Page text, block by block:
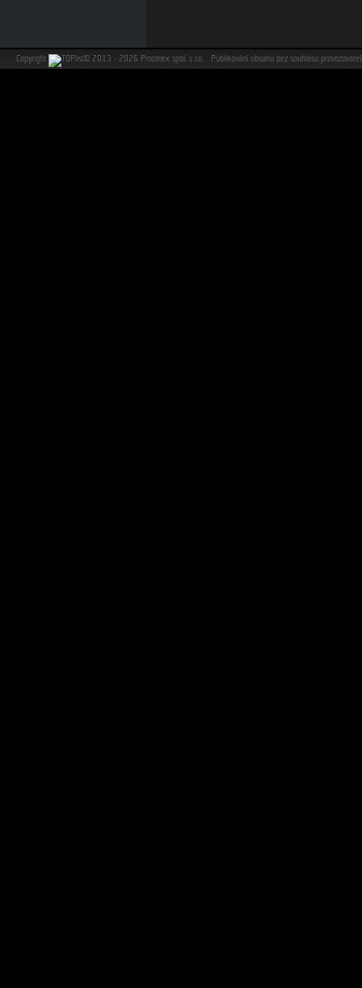
Copyright © 2013 - 2026 Protimex spol. s r.o. Publikování obsahu bez souhlasu